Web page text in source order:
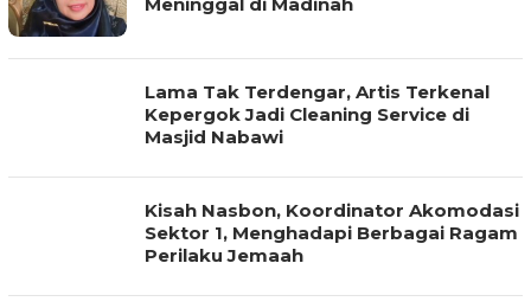
Lama Tak Terdengar, Artis Terkenal
Kepergok Jadi Cleaning Service di
Masjid Nabawi
Kisah Nasbon, Koordinator Akomodasi
Sektor 1, Menghadapi Berbagai Ragam
Perilaku Jemaah